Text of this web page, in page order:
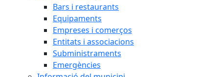
Bars i restaurants
Equipaments
Empreses i comerços
Entitats i associacions
Subministraments
Emergències